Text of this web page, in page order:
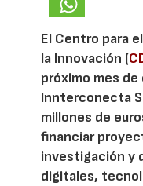
El Centro para
la Innovación (
próximo mes
Innterconecta
millones de
financiar
investigación y
digitales,